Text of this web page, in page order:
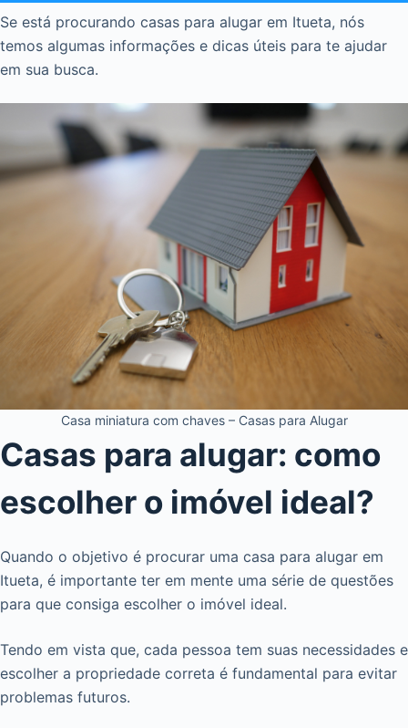
Se está procurando casas para alugar em Itueta, nós
temos algumas informações e dicas úteis para te ajudar
em sua busca.
Casa miniatura com chaves – Casas para Alugar
Casas para alugar: como
escolher o imóvel ideal?
Quando o objetivo é procurar uma casa para alugar em
Itueta, é importante ter em mente uma série de questões
para que consiga escolher o imóvel ideal.
Tendo em vista que, cada pessoa tem suas necessidades e
escolher a propriedade correta é fundamental para evitar
problemas futuros.